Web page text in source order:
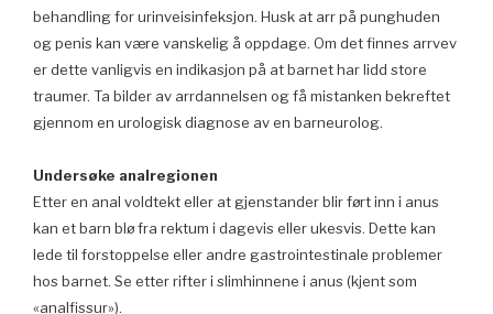
behandling for urinveisinfeksjon. Husk at arr på punghuden
og penis kan være vanskelig å oppdage. Om det finnes arrvev
er dette vanligvis en indikasjon på at barnet har lidd store
traumer. Ta bilder av arrdannelsen og få mistanken bekreftet
gjennom en urologisk diagnose av en barneurolog.
Undersøke analregionen
Etter en anal voldtekt eller at gjenstander blir ført inn i anus
kan et barn blø fra rektum i dagevis eller ukesvis. Dette kan
lede til forstoppelse eller andre gastrointestinale problemer
hos barnet. Se etter rifter i slimhinnene i anus (kjent som
«analfissur»).